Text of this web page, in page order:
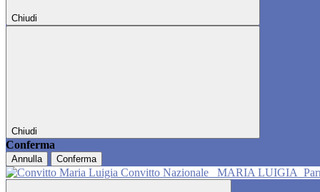
Chiudi
Chiudi
Conferma
Annulla Conferma
Convitto Nazionale MARIA LUIGIA